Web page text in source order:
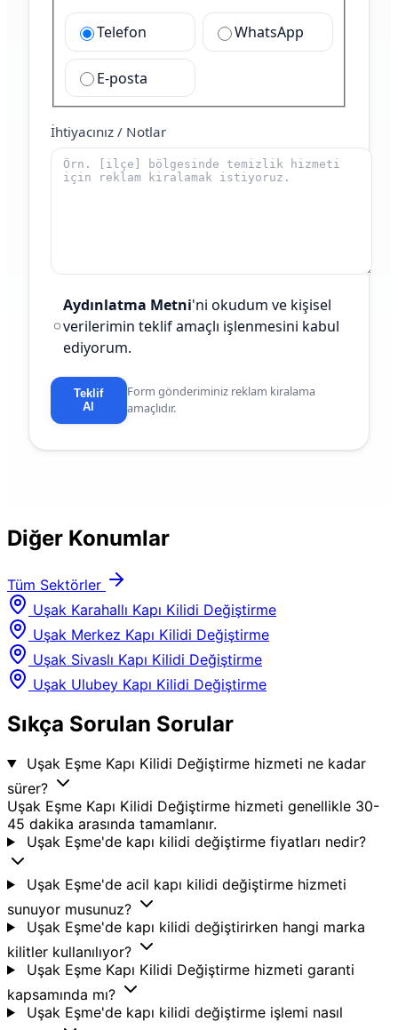
Telefon WhatsApp
E-posta
İhtiyacınız / Notlar
Aydınlatma Metni'ni okudum ve kişisel
verilerimin teklif amaçlı işlenmesini kabul
ediyorum.
Teklif
Al
Form gönderiminiz reklam kiralama
amaçlıdır.
Diğer Konumlar
Tüm Sektörler
Uşak Karahallı Kapı Kilidi Değiştirme
Uşak Merkez Kapı Kilidi Değiştirme
Uşak Sivaslı Kapı Kilidi Değiştirme
Uşak Ulubey Kapı Kilidi Değiştirme
Sıkça Sorulan Sorular
Uşak Eşme Kapı Kilidi Değiştirme hizmeti ne kadar
sürer?
Uşak Eşme Kapı Kilidi Değiştirme hizmeti genellikle 30-
45 dakika arasında tamamlanır.
Uşak Eşme'de kapı kilidi değiştirme fiyatları nedir?
Uşak Eşme'de acil kapı kilidi değiştirme hizmeti
sunuyor musunuz?
Uşak Eşme'de kapı kilidi değiştirirken hangi marka
kilitler kullanılıyor?
Uşak Eşme Kapı Kilidi Değiştirme hizmeti garanti
kapsamında mı?
Uşak Eşme'de kapı kilidi değiştirme işlemi nasıl